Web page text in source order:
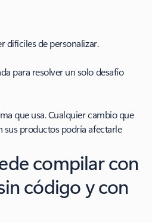
difíciles de personalizar.
para resolver un solo desafío
que usa. Cualquier cambio que
sus productos podría afectarle
compilar con
código y con